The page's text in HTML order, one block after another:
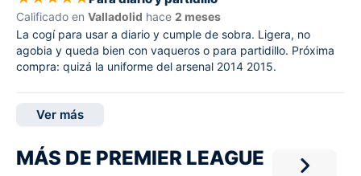
Calificado en Valladolid hace 2 meses
La cogí para usar a diario y cumple de sobra. Ligera, no
agobia y queda bien con vaqueros o para partidillo. Próxima
compra: quizá la uniforme del arsenal 2014 2015.
Ver más
MÁS DE PREMIER LEAGUE